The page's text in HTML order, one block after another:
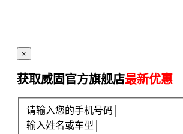
×
获取威固官方旗舰店最新优惠
请输入您的手机号码
输入姓名或车型